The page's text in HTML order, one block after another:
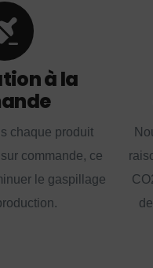
à la
chaque produit
commande, ce
le gaspillage